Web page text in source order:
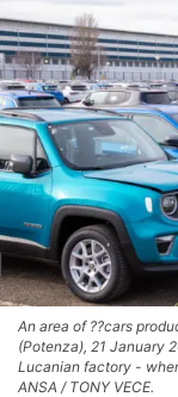
An area of ??cars
(Potenza), 21 January
Lucanian factory -
ANSA / TONY VECE.